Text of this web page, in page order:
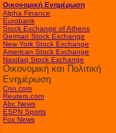
Οικονομική Ενημέρωση
Alpha Finance
Eurobank
Stock Exchange of Athens
German Stock Exchange
New York Stock Exchange
American Stock Exchange
Nasdaq Stock Exchange
Οικονομική και Πολιτική
Ενημέρωση
Cnn.com
Reuters.com
Abc News
ESPN Sports
Fox News